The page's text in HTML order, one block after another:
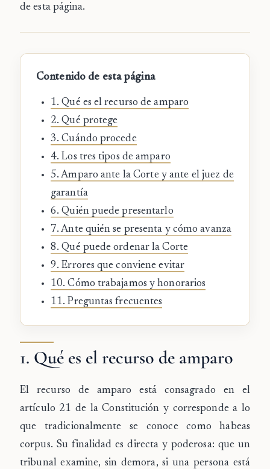
de esta página.
Contenido de esta página
1. Qué es el recurso de amparo
2. Qué protege
3. Cuándo procede
4. Los tres tipos de amparo
5. Amparo ante la Corte y ante el juez de
garantía
6. Quién puede presentarlo
7. Ante quién se presenta y cómo avanza
8. Qué puede ordenar la Corte
9. Errores que conviene evitar
10. Cómo trabajamos y honorarios
11. Preguntas frecuentes
1. Qué es el recurso de amparo
El recurso de amparo está consagrado en el
artículo 21 de la Constitución y corresponde a lo
que tradicionalmente se conoce comohabeas
corpus. Su finalidad es directa y poderosa: que un
tribunal examine, sin demora, si una persona está